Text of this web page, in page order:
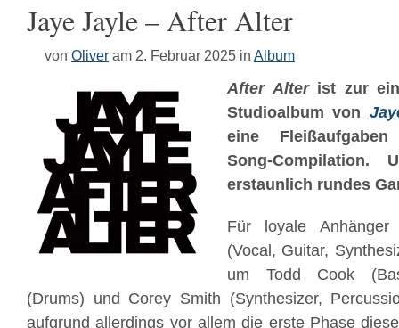
Jaye Jayle – After Alter
von Oliver am 2. Februar 2025 in Album
After Alterist zur
Studioalbum von
eine Fleißaufgaben
Song-Compilation.
erstaunlich rundes
Für loyale
(Vocal, Guitar,
um Todd Cook
(Drums) und Corey Smith (Synthesizer,
aufgrund allerdings vor allem die erste Phase